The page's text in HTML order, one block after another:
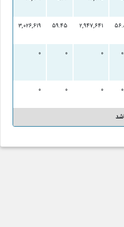
۲,۹۴۷,۶۴۱ ۵۹.۴۵ ۳,۰۲۶,۶۱۹
۰ ۰ ۰
۰ ۰ ۰